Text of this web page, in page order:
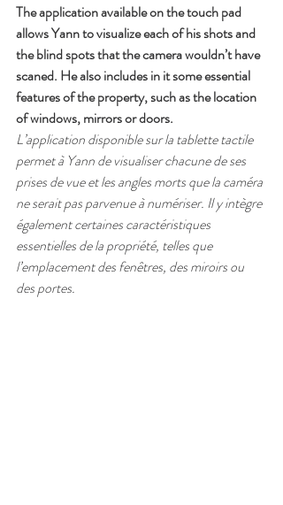
The application available on the touch pad
allows Yann to visualize each of his shots and
the blind spots that the camera wouldn’t have
scaned. He also includes in it some essential
features of the property, such as the location
of windows, mirrors or doors.
L’application disponible sur la tablette tactile
permet à Yann de visualiser chacune de ses
prises de vue et les angles morts que la caméra
ne serait pas parvenue à numériser. Il y intègre
également certaines caractéristiques
essentielles de la propriété, telles que
l’emplacement des fenêtres, des miroirs ou
des portes.